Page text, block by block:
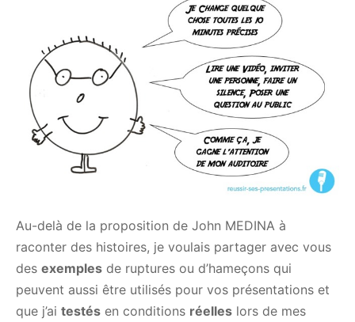
Au-delà de la proposition de John MEDINA à
raconter des histoires, je voulais partager avec vous
des exemples de ruptures ou d’hameçons qui
peuvent aussi être utilisés pour vos présentations et
que j’ai testés en conditions réelles lors de mes